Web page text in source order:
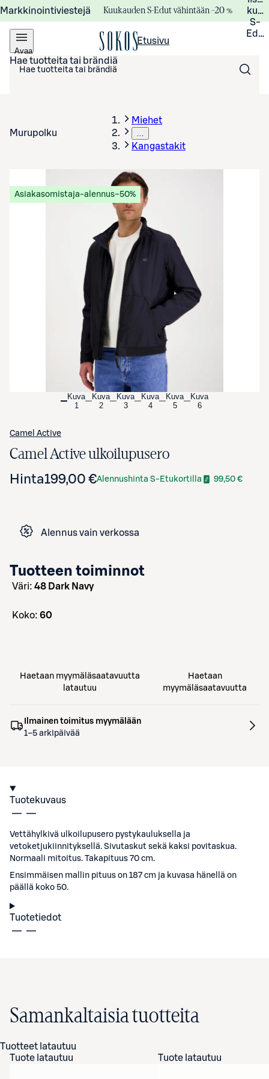
Markkinointiviestejä Kuukauden S-Edut vähintään –20 %
S-
Avaa
valikko
Etusivu
Hae tuotteita tai brändiä
Murupolku
Miehet
…
Kangastakit
Avaa tuotekuva suurennettuna
Asiakasomistaja-alennus−50%
Kuva
1
Kuva
2
Kuva
3
Kuva
4
Kuva
5
Kuva
6
Camel Active
Camel Active ulkoilupusero
Hinta199,00 €Alennushinta S-Etukortilla 99,50 €
Alennus vain verkossa
Tuotteen toiminnot
väri: 48 Dark Navy
koko: 60
Haetaan myymäläsaatavuutta
latautuu
Haetaan
myymäläsaatavuutta
Ilmainen toimitus myymälään
1–5 arkipäivää
Tuotekuvaus
Vettähylkivä ulkoilupusero pystykauluksella ja
vetoketjukiinnityksellä. Sivutaskut sekä kaksi povitaskua.
Normaali mitoitus. Takapituus 70 cm.
Ensimmäisen mallin pituus on 187 cm ja kuvasa hänellä on
päällä koko 50.
Tuotetiedot
Samankaltaisia tuotteita
Tuotteet latautuu
Tuote latautuu
Tuote latautuu